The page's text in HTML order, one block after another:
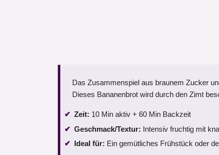
Das Zusammenspiel aus braunem Zucker
Dieses Bananenbrot wird durch den Zimt
Zeit: 10 Min aktiv + 60 Min Backzeit
Geschmack/Textur: Intensiv fruchtig mit
Ideal für: Ein gemütliches Frühstück oder